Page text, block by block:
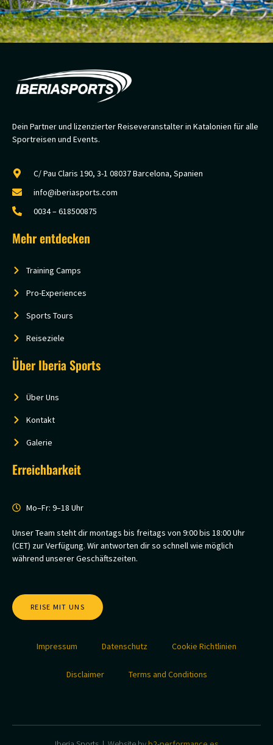
Dein Partner und lizenzierter Reiseveranstalter in Katalonien für alle
Sportreisen und Events.
C/ Pau Claris 190, 3-1 08037 Barcelona, Spanien
info@iberiasports.com
0034 – 618500875
Mehr entdecken
Training Camps
Pro-Experiences
Sports Tours
Reiseziele
Über Iberia Sports
Über Uns
Kontakt
Galerie
Erreichbarkeit
Mo–Fr: 9–18 Uhr
Unser Team steht dir montags bis freitags von 9:00 bis 18:00 Uhr
(CET) zur Verfügung. Wir antworten dir so schnell wie möglich
während unserer Geschäftszeiten.
REISE MIT UNS
Impressum Datenschutz Cookie Richtlinien
Disclaimer Terms and Conditions